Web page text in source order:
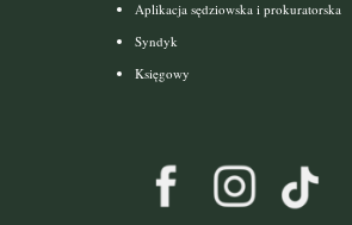
Aplikacja sędziowska i prokuratorska
Syndyk
Księgowy